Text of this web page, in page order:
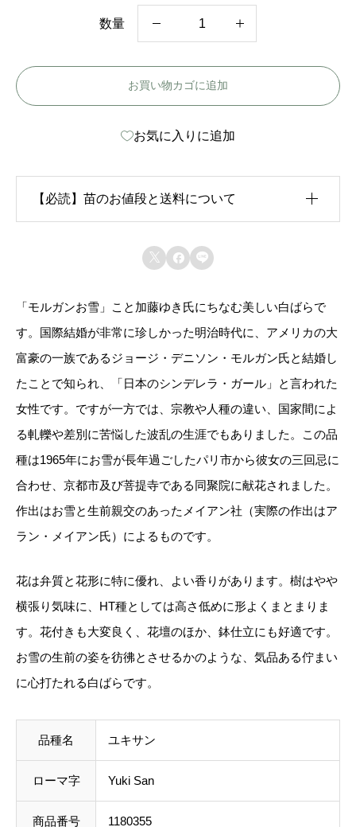
数量
サ
-
S
n
個
お買い物カゴに追加
お気に入りに追加
【必読】苗のお値段と送料について
生育状況が各苗、また季節ごとに異なるため、苗のお
での表示となっております。
また、送料につきましては、苗の種類、生育形態、生
育状況、本数などによって大きく変動するため、カー
ト上では未記載となっております。
ご注文後にお送りする「ご注文確定メール」にて、送
料を含めて調整した金額をお知らせいたします。送料
等に不都合ございましたら、メール到着後にキャンセ
ルを承っております。
事前のお見積もりがご希望の場合は「お問い合わせフ
  
「モルガンお雪」こと加藤ゆき氏にちなむ美しい白ばらで
す。国際結婚が非常に珍しかった明治時代に、アメリカの大
富豪の一族であるジョージ・デニソン・モルガン氏と結婚し
たことで知られ、「日本のシンデレラ・ガール」と言われた
女性です。ですが一方では、宗教や人種の違い、国家間によ
る軋轢や差別に苦悩した波乱の生涯でもありました。この品
種は1965年にお雪が長年過ごしたパリ市から彼女の三回忌に
合わせ、京都市及び菩提寺である同聚院に献花されました。
作出はお雪と生前親交のあったメイアン社（実際の作出はア
ラン・メイアン氏）によるものです。
花は弁質と花形に特に優れ、よい香りがあります。樹はやや
横張り気味に、HT種としては高さ低めに形よくまとまりま
す。花付きも大変良く、花壇のほか、鉢仕立にも好適です。
お雪の生前の姿を彷彿とさせるかのような、気品ある佇まい
に心打たれる白ばらです。
品種名 ユキサン
ローマ字 Yuki San
商品番号 1180355